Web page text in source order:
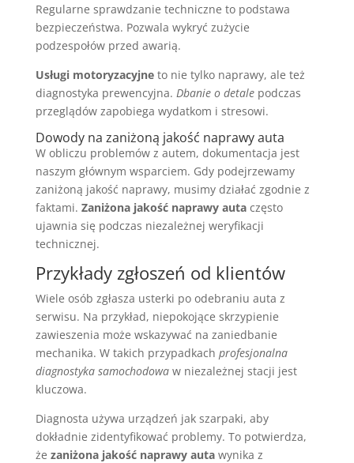
Regularne sprawdzanie techniczne to podstawa
bezpieczeństwa. Pozwala wykryć zużycie
podzespołów przed awarią.
Usługi motoryzacyjneto nie tylko naprawy, ale też
diagnostyka prewencyjna. Dbanie o detalepodczas
przeglądów zapobiega wydatkom i stresowi.
Dowody na zaniżoną jakość naprawy auta
W obliczu problemów z autem, dokumentacja jest
naszym głównym wsparciem. Gdy podejrzewamy
zaniżoną jakość naprawy, musimy działać zgodnie z
faktami. Zaniżona jakość naprawy autaczęsto
ujawnia się podczas niezależnej weryfikacji
technicznej.
Przykłady zgłoszeń od klientów
Wiele osób zgłasza usterki po odebraniu auta z
serwisu. Na przykład, niepokojące skrzypienie
zawieszenia może wskazywać na zaniedbanie
mechanika. W takich przypadkach profesjonalna
diagnostyka samochodowaw niezależnej stacji jest
kluczowa.
Diagnosta używa urządzeń jak szarpaki, aby
dokładnie zidentyfikować problemy. To potwierdza,
że zaniżona jakość naprawy autawynika z